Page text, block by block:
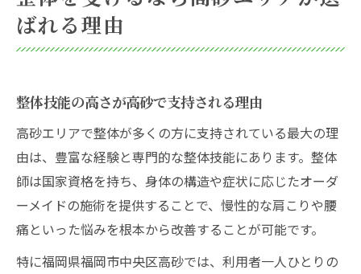
ばれる理由
整体技能の高さが高砂で支持される理由
高砂エリアで整体が多くの方に支持されている最大の理
由は、豊富な経験と専門的な整体技能にあります。整体
師は国家資格を持ち、身体の構造や症状に応じたオーダ
ーメイドの施術を提供することで、慢性的な肩こりや腰
痛といった悩みを根本から改善することが可能です。
特に福岡県福岡市中央区高砂では、利用者一人ひとりの